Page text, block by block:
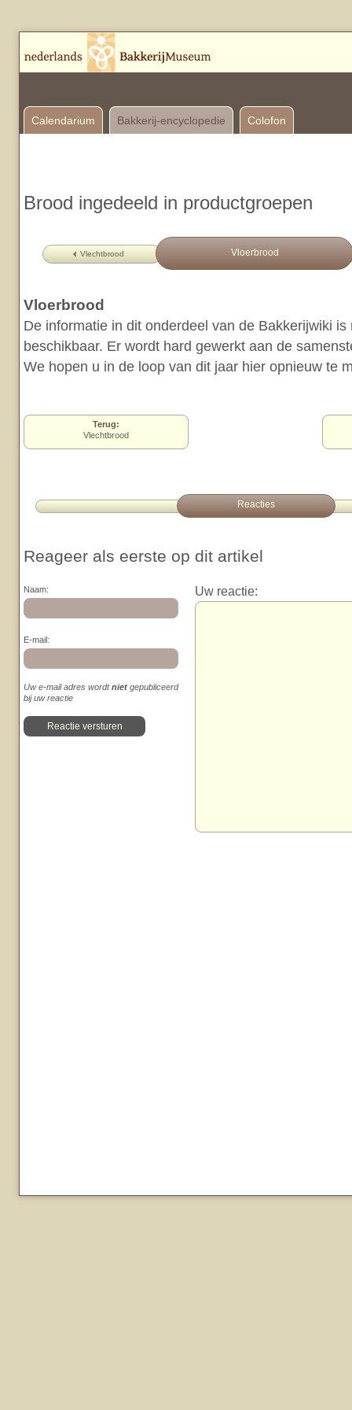
Calendarium Bakkerij-encyclopedie Colofon
Brood ingedeeld in productgroepen
Vlechtbrood Vloerbrood
Vloerbrood
De informatie in dit onderdeel van de Bakkerijwiki
beschikbaar. Er wordt hard gewerkt aan de
We hopen u in de loop van dit jaar hier opnieuw te
Terug:
Vlechtbrood
Reacties
Reageer als eerste op dit artikel
Naam:
E-mail:
Uw e-mail adres wordtniet gepubliceerd
bij uw reactie
Uw reactie: